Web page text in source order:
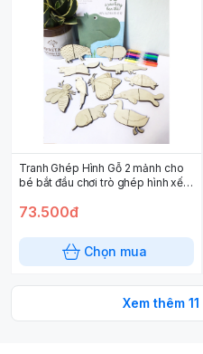
Tranh Ghép Hình Gỗ 2 mảnh cho
bé bắt đầu chơi trò ghép hình xếp
73.500đ
Chọn mua
Xem thêm 11